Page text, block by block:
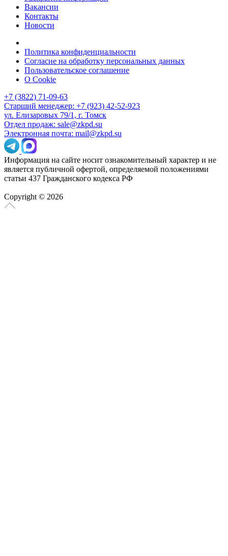
Вакансии
Контакты
Новости
Политика конфиденциальности
Согласие на обработку персональных данных
Пользовательское соглашение
О Cookie
+7 (3822) 71-09-63
Старший менеджер: +7 (923) 42-52-923
ул. Елизаровых 79/1, г. Томск
Отдел продаж: sale@zkpd.su
Электронная почта: mail@zkpd.su
Информация на сайте носит ознакомительный характер и не
является публичной офертой, определяемой положениями
статьи 437 Гражданского кодекса РФ
Copyright © 2026